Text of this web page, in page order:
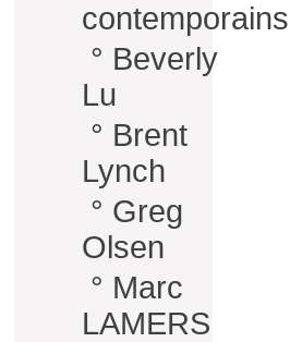
contemporains
° Beverly
Lu
° Brent
Lynch
° Greg
Olsen
° Marc
LAMERS